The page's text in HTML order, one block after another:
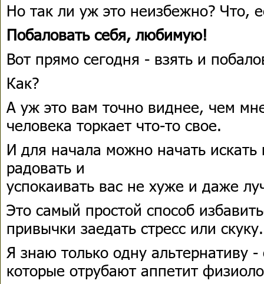
Но так ли уж это неизбежно? Что,
Побаловать себя, любимую!
Вот прямо сегодня - взять и
Как?
А уж это вам точно виднее, чем
человека торкает что-то свое.
И для начала можно начать
радовать и
успокаивать вас не хуже и даже
Это самый простой способ
привычки заедать стресс или
Я знаю только одну альтернативу
которые отрубают аппетит